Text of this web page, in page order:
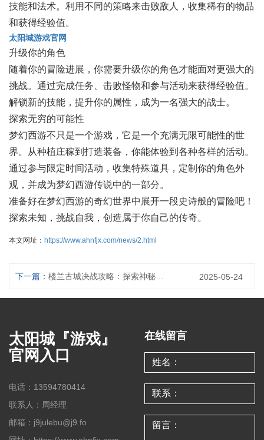
技能和法术。利用不同的策略来击败敌人，收集稀有的物品
和获得经验值。
太阳城游戏官网
升级你的角色
随着你的冒险进展，你需要升级你的角色才能面对更强大的
挑战。通过完成任务、击败怪物和参与活动来获得经验值。
解锁新的技能，提升你的属性，成为一名强大的战士。
探索无穷的可能性
梦幻西游不只是一个游戏，它是一个充满无限可能性的世
界。从种植庄稼到打造装备，你能体验到各种各样的活动。
通过参与限定时间活动，收集特殊道具，定制你的角色外
观，并成为梦幻西游传说中的一部分。
准备好在梦幻西游的奇幻世界中展开一段史诗般的冒险吧！
探索未知，挑战自我，创造属于你自己的传奇。
本文网址： https://www.ahnfjx.com/news/2.html
下一篇： 2025-05-24
太阳城『游戏』
官网入口
电话：13594780414
联系人：周经理
邮箱：j9julebu@j9.fo
在线留言